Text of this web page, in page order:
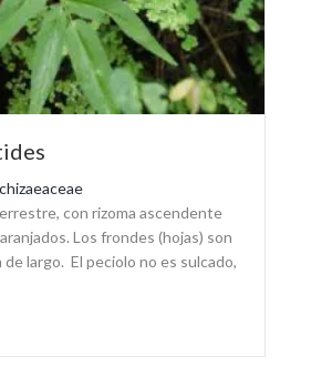
con rizoma ascendente
Los frondes (hojas) son
largo. El peciolo no es sulcado,